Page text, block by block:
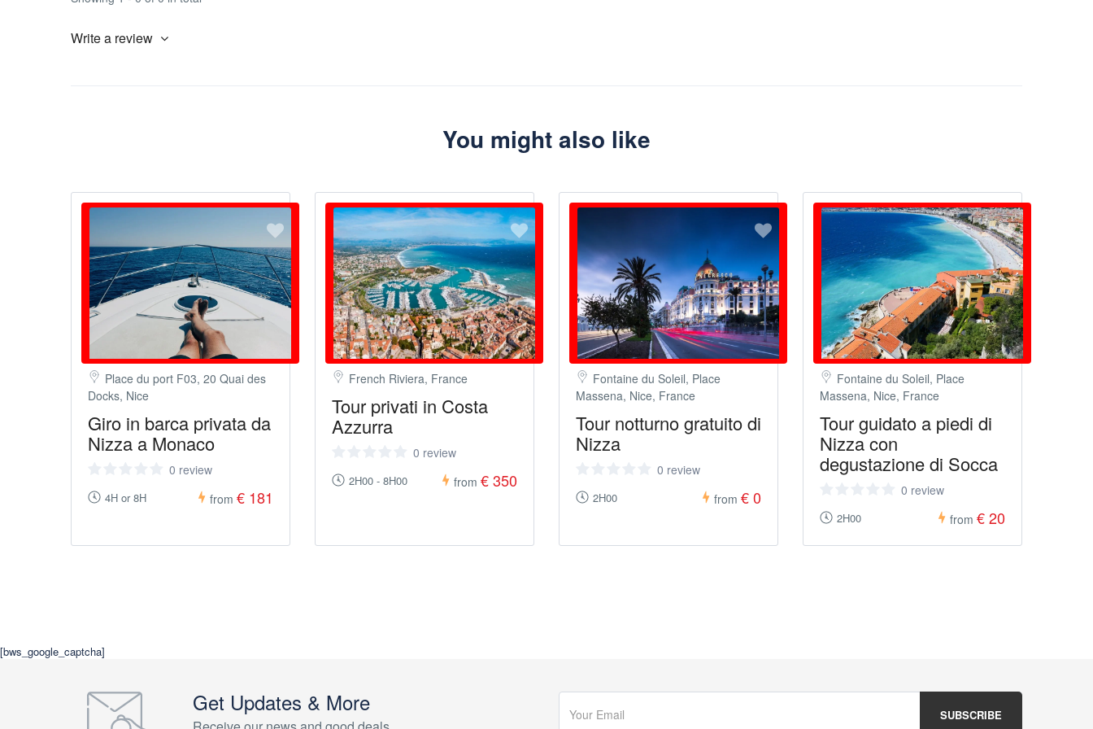
Write a review
You might also like
Place du port F03, 20 Quai des
Docks, Nice
Giro in barca privata da
Nizza a Monaco
0 review
4H or 8H from € 181
French Riviera, France
Tour privati in Costa
Azzurra
0 review
2H00 - 8H00 from € 350
Fontaine du Soleil, Place
Massena, Nice, France
Tour notturno gratuito di
Nizza
0 review
2H00 from € 0
Fontaine du Soleil, Place
Massena, Nice, France
Tour guidato a piedi di
Nizza con
degustazione di Socca
0 review
2H00 from € 20
[bws_google_captcha]
Get Updates & More